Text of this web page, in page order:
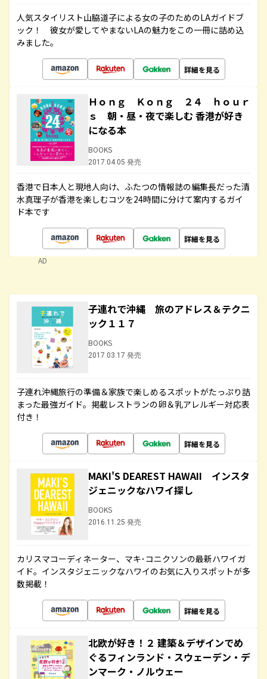
人気スタイリスト山脇道子による女の子のためのLAガイドブ
ック！ 彼女が愛してやまないLAの魅力をこの一冊に詰め込
みました。
詳細を見る
Ｈｏｎｇ Ｋｏｎｇ ２４ ｈｏｕｒ
ｓ 朝・昼・夜で楽しむ 香港が好き
になる本
BOOKS
2017.04.05 発売
香港で日本人と現地人向け、ふたつの情報誌の編集長だった清
水真理子が香港を楽しむコツを24時間に分けて案内するガイ
ド本です
詳細を見る
AD
子連れで沖縄 旅のアドレス＆テクニ
ック１１７
BOOKS
2017.03.17 発売
子連れ沖縄旅行の準備＆家族で楽しめるスポットがたっぷり詰
まった最強ガイド。掲載レストランの卵＆乳アレルギー対応表
付き！
詳細を見る
MAKI'S DEAREST HAWAII インスタ
ジェニックなハワイ探し
BOOKS
2016.11.25 発売
カリスマコーディネーター、マキ･コニクソンの最新ハワイガ
イド。インスタジェニックなハワイのお気に入りスポットが多
数掲載！
詳細を見る
北欧が好き！２ 建築＆デザインでめ
ぐるフィンランド・スウェーデン・デ
ンマーク・ノルウェー